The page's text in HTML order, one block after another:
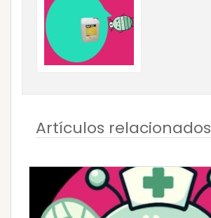
Artículos relacionados